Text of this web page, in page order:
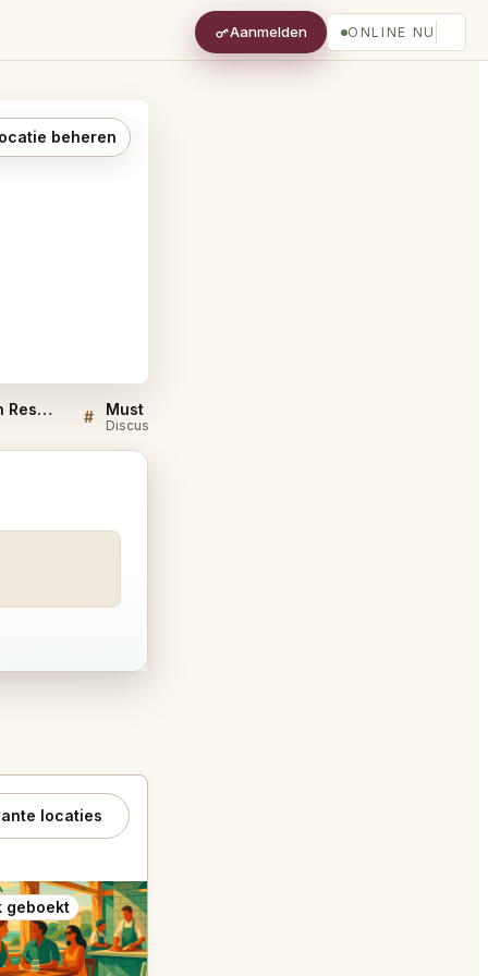
Aanmelden ONLINE NU
beheren
High Cotton Charleston Restaurant FAQ # Discussie
locaties
geboekt